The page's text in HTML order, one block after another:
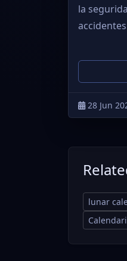
la
28 Jun
lunar